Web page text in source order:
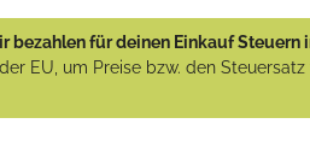
bezahlen für deinen Einkauf Steuern
EU, um Preise bzw. den Steuersatz